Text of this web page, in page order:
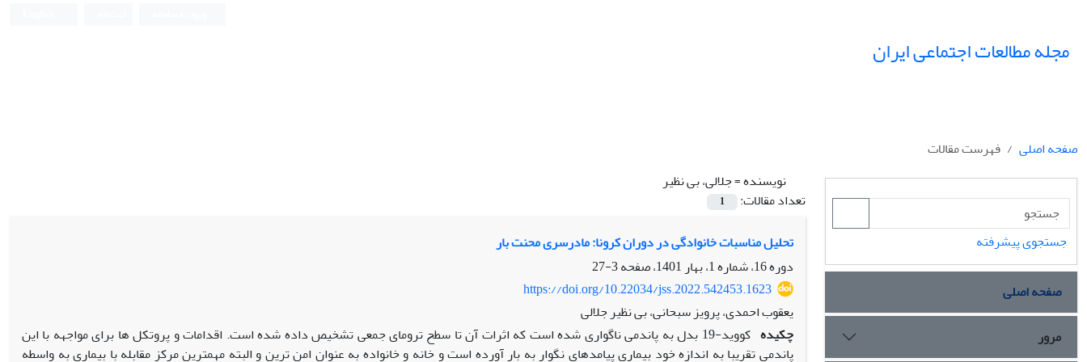
مجله مطالعات اجتماعی ایران
صفحه اصلی
فهرست مقالات
نویسنده =جلالی، بی نظیر
تعداد مقالات:
1
تحلیل مناسبات خانوادگی در دوران کرونا: مادرسری محنت بار
دوره 16، شماره 1، بهار 1401، صفحه
3-27
https://doi.org/10.22034/jss.2022.542453.1623
یعقوب احمدی، پرویز سبحانی، بی نظیر جلالی
چکیده
کووید-19 بدل به پاندمی ناگواری شده است که اثرات آن تا سطح ترومای جمعی تشخیص داده شده است. اقدامات و پروتکل ها برای مواجهه با این
پاندمی تقریبا به اندازه خود بیماری پیامدهای نگوار به بار آورده است و خانه و خانواده به عنوان امن ترین و البته مهمترین مرکز مقابله با بیماری به واسطه
جستجوی پیشرفته
صفحه اصلی
مرور